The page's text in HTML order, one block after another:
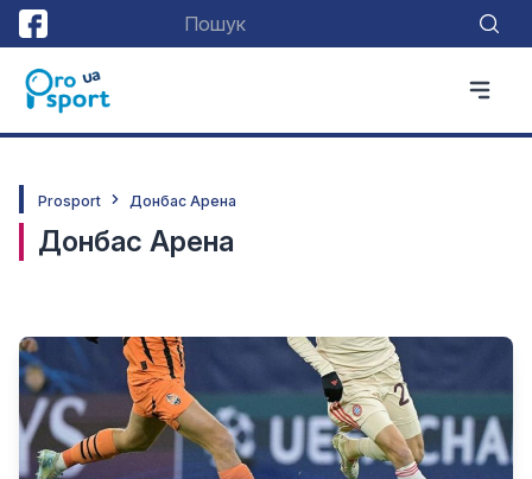
Prosport Донбас Арена
Донбас Арена